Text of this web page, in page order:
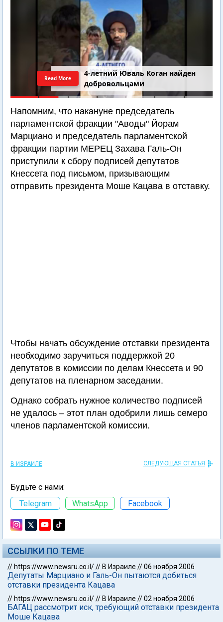
4-летний Юваль Коган найден
добровольцами
Read More
Напомним, что накануне председатель
парламентской фракции "Аводы" Йорам
Марциано и председатель парламентской
фракции партии МЕРЕЦ Захава Галь-Он
приступили к сбору подписей депутатов
Кнессета под письмом, призывающим
отправить президента Моше Кацава в отставку.
Чтобы начать обсуждение отставки президента
необходимо заручиться поддержкой 20
депутатов в комиссии по делам Кнессета и 90
депутатов на пленарном заседании.
Однако собрать нужное количество подписей
не удалось – этот план одобрили лишь семеро
членов парламентской комиссии.
В ИЗРАИЛЕ СЛЕДУЮЩАЯ СТАТЬЯ
Будьте с нами:
Telegram
WhatsApp Facebook
ССЫЛКИ ПО ТЕМЕ
// https://www.newsru.co.il/// В Израиле //06 ноября 2006
Депутаты Марциано и Галь-Он пытаются добиться
отставки президента Кацава
// https://www.newsru.co.il/// В Израиле //02 ноября 2006
БАГАЦ рассмотрит иск, требующий отставки президента
Моше Кацава